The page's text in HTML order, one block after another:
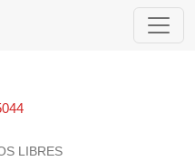
superior: miradas
LIBRES